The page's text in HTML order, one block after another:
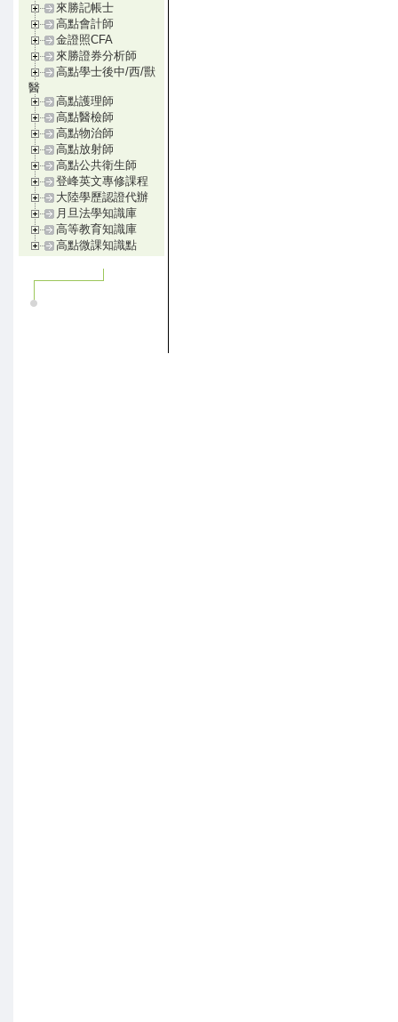
來勝記帳士
高點會計師
金證照CFA
來勝證券分析師
高點學士後中/西/獸
醫
高點護理師
高點醫檢師
高點物治師
高點放射師
高點公共衛生師
登峰英文專修課程
大陸學歷認證代辦
月旦法學知識庫
高等教育知識庫
高點微課知識點